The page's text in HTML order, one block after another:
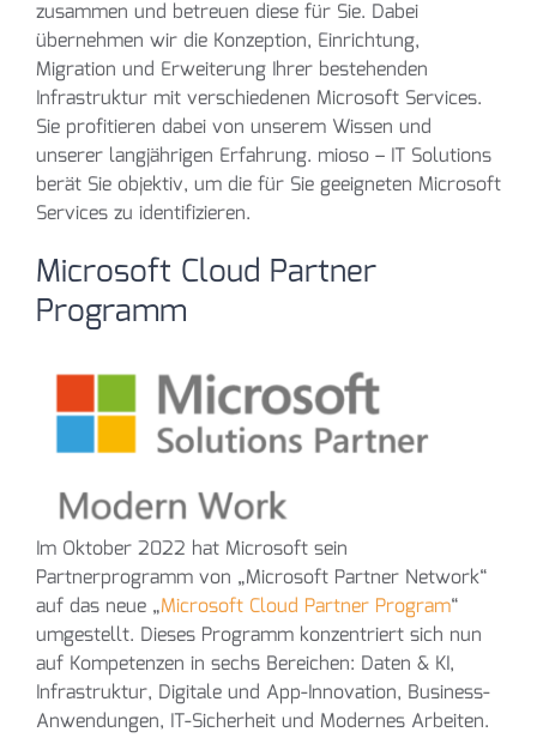
zusammen und betreuen diese für Sie. Dabei
übernehmen wir die Konzeption, Einrichtung,
Migration und Erweiterung Ihrer bestehenden
Infrastruktur mit verschiedenen Microsoft Services.
Sie profitieren dabei von unserem Wissen und
unserer langjährigen Erfahrung. mioso – IT Solutions
berät Sie objektiv, um die für Sie geeigneten Microsoft
Services zu identifizieren.
Microsoft Cloud Partner
Programm
Im Oktober 2022 hat Microsoft sein
Partnerprogramm von „Microsoft Partner Network“
auf das neue „Microsoft Cloud Partner Program“
umgestellt. Dieses Programm konzentriert sich nun
auf Kompetenzen in sechs Bereichen: Daten & KI,
Infrastruktur, Digitale und App-Innovation, Business-
Anwendungen, IT-Sicherheit und Modernes Arbeiten.